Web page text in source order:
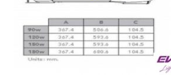
Miro
Link